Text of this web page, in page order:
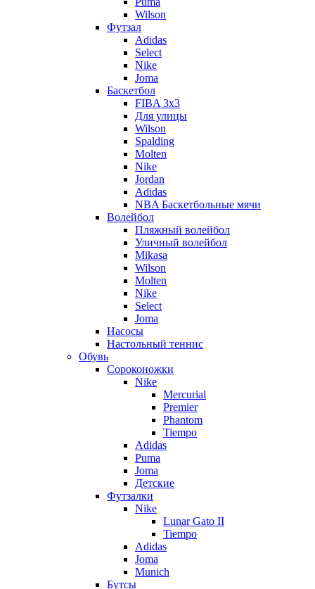
Wilson
Футзал
Adidas
Select
Nike
Joma
Баскетбол
FIBA 3x3
Для улицы
Wilson
Spalding
Molten
Nike
Jordan
Adidas
NBA Баскетбольные мячи
Волейбол
Пляжный волейбол
Уличный волейбол
Mikasa
Wilson
Molten
Nike
Select
Joma
Насосы
Настольный теннис
Обувь
Сороконожки
Nike
Mercurial
Premier
Phantom
Tiempo
Adidas
Puma
Joma
Детские
Футзалки
Nike
Lunar Gato II
Tiempo
Adidas
Joma
Munich
Бутсы